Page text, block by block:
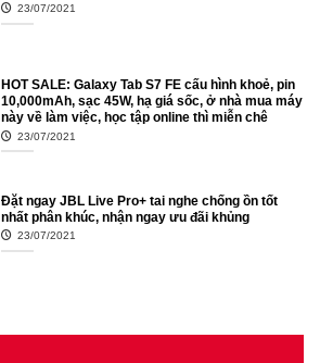
23/07/2021
HOT SALE: Galaxy Tab S7 FE cấu hình khoẻ, pin
10,000mAh, sạc 45W, hạ giá sốc, ở nhà mua máy
này về làm việc, học tập online thì miễn chê
23/07/2021
Đặt ngay JBL Live Pro+ tai nghe chống ồn tốt
nhất phân khúc, nhận ngay ưu đãi khủng
23/07/2021